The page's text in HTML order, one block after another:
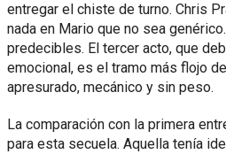
entregar el chiste de turno. Chris
nada en Mario que no sea
predecibles. El tercer acto, que
emocional, es el tramo más flojo
apresurado, mecánico y sin peso.
La comparación con la primera
para esta secuela. Aquella tenía